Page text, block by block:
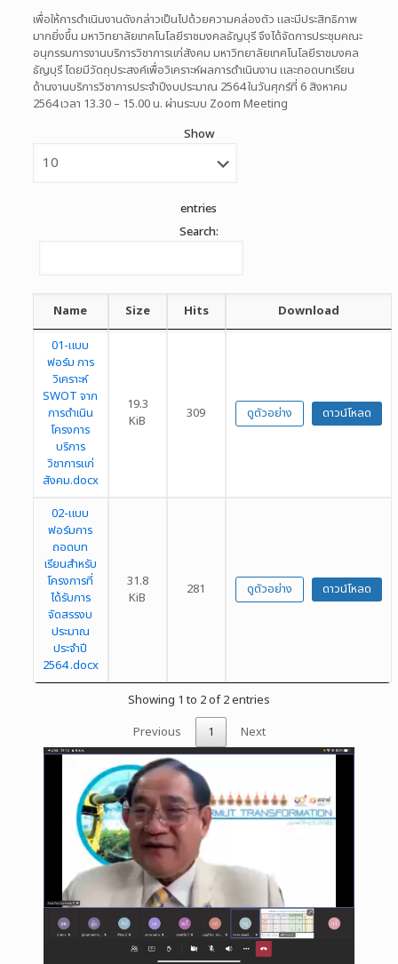
เพื่อให้การดำเนินงานดังกล่าวเป็นไปด้วยความคล่องตัว และมีประสิทธิภาพ
มากยิ่งขึ้น มหาวิทยาลัยเทคโนโลยีราชมงคลธัญบุรี จึงได้จัดการประชุมคณะ
อนุกรรมการงานบริการวิชาการแก่สังคม มหาวิทยาลัยเทคโนโลยีราชมงคล
ธัญบุรี โดยมีวัตถุประสงค์เพื่อวิเคราะห์ผลการดำเนินงาน และถอดบทเรียน
ด้านงานบริการวิชาการประจำปีงบประมาณ 2564 ในวันศุกร์ที่ 6 สิงหาคม
2564 เวลา 13.30 – 15.00 น. ผ่านระบบ Zoom Meeting
Show
entries
Search:
Name Size Hits
Download
01-แบบ
ฟอร์ม การ
วิเคราะห์
SWOT จาก
การดำเนิน
โครงการ
บริการ
วิชาการแก่
สังคม.docx
19.3
KiB
309 ดูตัวอย่าง ดาวน์โหลด
02-แบบ
ฟอร์มการ
ถอดบท
เรียนสำหรับ
โครงการที่
ได้รับการ
จัดสรรงบ
ประมาณ
ประจำปี
2564 .docx
31.8
KiB
281 ดูตัวอย่าง ดาวน์โหลด
Showing 1 to 2 of 2 entries
Previous
1 Next